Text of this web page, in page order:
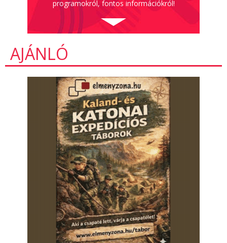
programokról, fontos információkról!
AJÁNLÓ